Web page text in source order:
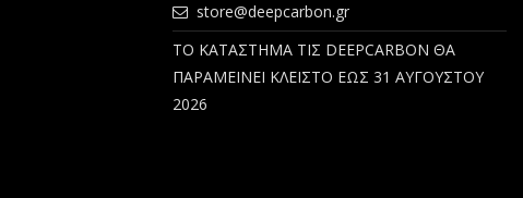
store@deepcarbon.gr
ΤΟ ΚΑΤΑΣΤΗΜΑ ΤΙΣ DEEPCARBON ΘΑ
ΠΑΡΑΜΕΙΝΕΙ ΚΛΕΙΣΤΟ ΕΩΣ 31 ΑΥΓΟΥΣΤΟΥ
2026